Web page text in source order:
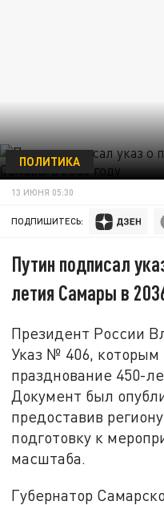
ПОЛИТИКА
13 ИЮНЯ 05:30
ПОДПИШИТЕСЬ:
Путин подписал
летия Самары в
Президент России
Указ № 406, которым
празднование 450-
Документ был
предоставив
подготовку к
масштаба.
Губернатор